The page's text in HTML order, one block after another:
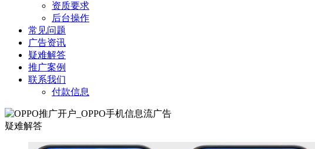
资质要求
后台操作
常见问题
广告资讯
疑难解答
推广案例
联系我们
付款信息
疑难解答